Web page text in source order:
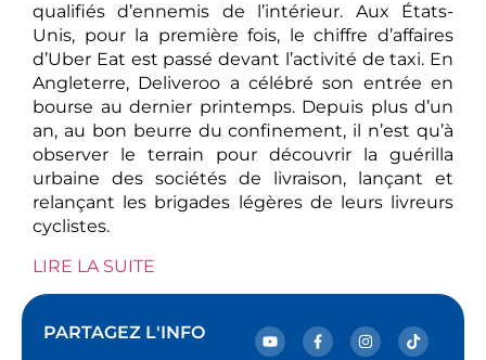
qualifiés d’ennemis de l’intérieur. Aux États-
Unis, pour la première fois, le chiffre d’affaires
d’Uber Eat est passé devant l’activité de taxi. En
Angleterre, Deliveroo a célébré son entrée en
bourse au dernier printemps. Depuis plus d’un
an, au bon beurre du confinement, il n’est qu’à
observer le terrain pour découvrir la guérilla
urbaine des sociétés de livraison, lançant et
relançant les brigades légères de leurs livreurs
cyclistes.
LIRE LA SUITE
PARTAGEZ L'INFO